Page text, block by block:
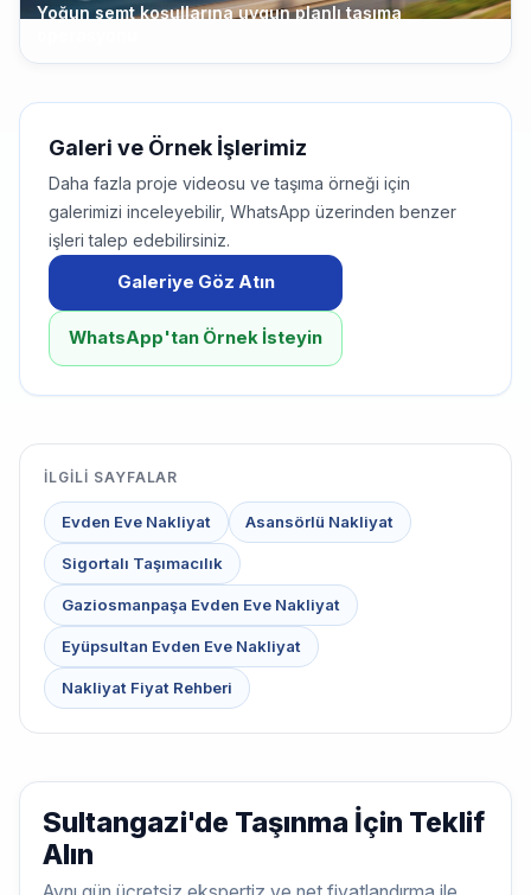
Yoğun semt koşullarına uygun planlı taşıma
Galeri ve Örnek İşlerimiz
Daha fazla proje videosu ve taşıma örneği için
galerimizi inceleyebilir, WhatsApp üzerinden benzer
işleri talep edebilirsiniz.
Galeriye Göz Atın
WhatsApp'tan Örnek İsteyin
İLGILI SAYFALAR
Evden Eve Nakliyat Asansörlü Nakliyat
Sigortalı Taşımacılık
Gaziosmanpaşa Evden Eve Nakliyat
Eyüpsultan Evden Eve Nakliyat
Nakliyat Fiyat Rehberi
Sultangazi'de Taşınma İçin Teklif
Alın